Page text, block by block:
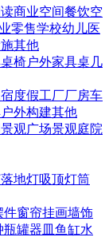
商业空间餐饮空
零售学校幼儿医
其他
桌椅户外家具桌几
度假工厂厂房车
户外构建其他
观广场景观庭院
落地灯吸顶灯筒
件窗帘挂画墙饰
瓶罐器皿 鱼缸水